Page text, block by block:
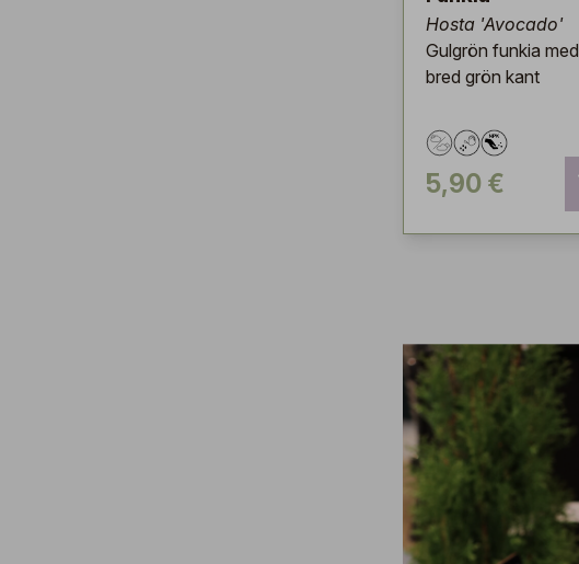
Hosta 'Avocado'
Gulgrön funkia med
bred grön kant
5,90 €